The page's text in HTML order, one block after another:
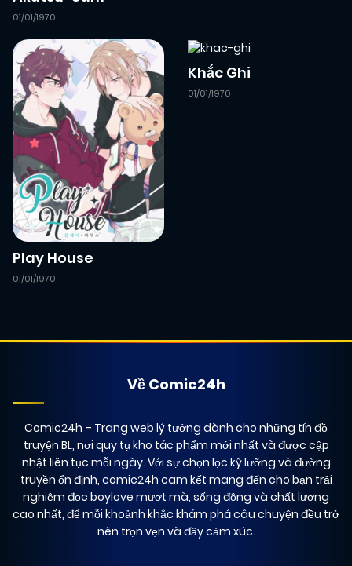
01/01/1970
Play House
01/01/1970
Khắc Ghi
01/01/1970
Về Comic24h
Comic24h – Trang web lý tưởng dành cho những tín đồ
truyện BL, nơi quy tụ kho tác phẩm mới nhất và được cập
nhật liên tục mỗi ngày. Với sự chọn lọc kỹ lưỡng và đường
truyền ổn định, comic24h cam kết mang đến cho bạn trải
nghiệm đọc boylove mượt mà, sống động và chất lượng
cao nhất, để mỗi khoảnh khắc khám phá câu chuyện đều trở
nên trọn vẹn và đầy cảm xúc.